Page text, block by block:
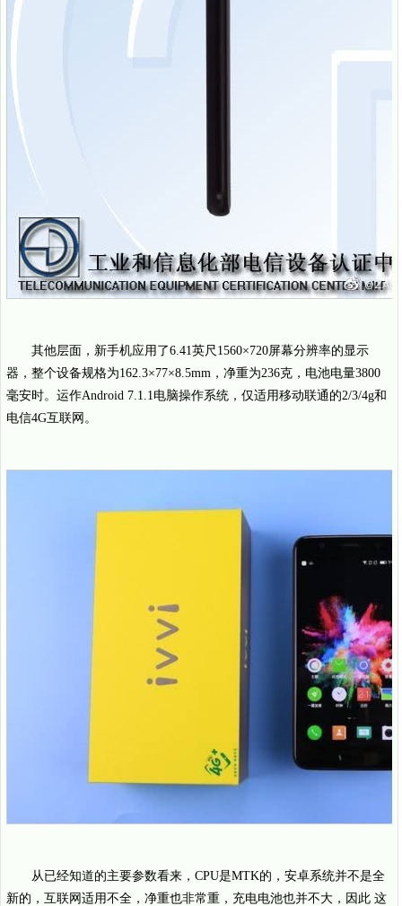
其他层面，新手机应用了6.41英尺1560×720屏幕分辨率的显示
器，整个设备规格为162.3×77×8.5mm，净重为236克，电池电量3800
毫安时。运作Android 7.1.1电脑操作系统，仅适用移动联通的2/3/4g和
电信4G互联网。
从已经知道的主要参数看来，CPU是MTK的，安卓系统并不是全
新的，互联网适用不全，净重也非常重，充电电池也并不大，因此 这